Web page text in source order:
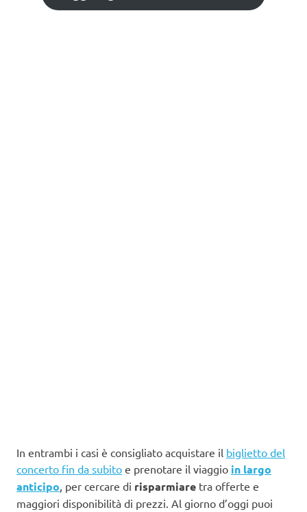
In entrambi i casi è consigliato acquistare il biglietto del
concerto fin da subito e prenotare il viaggio in largo
anticipo, per cercare di risparmiare tra offerte e
maggiori disponibilità di prezzi. Al giorno d’oggi puoi